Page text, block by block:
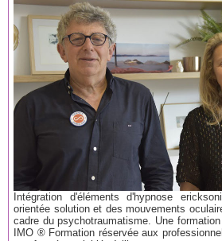
Intégration d'éléments d'hypnose
orientée solution et des mouvements
cadre du psychotraumatisme. Une
IMO ® Formation réservée aux